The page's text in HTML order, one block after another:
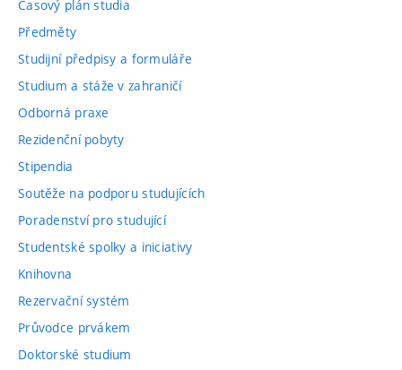
Časový plán studia
Předměty
Studijní předpisy a formuláře
Studium a stáže v zahraničí
Odborná praxe
Rezidenční pobyty
Stipendia
Soutěže na podporu studujících
Poradenství pro studující
Studentské spolky a iniciativy
Knihovna
Rezervační systém
Průvodce prvákem
Doktorské studium